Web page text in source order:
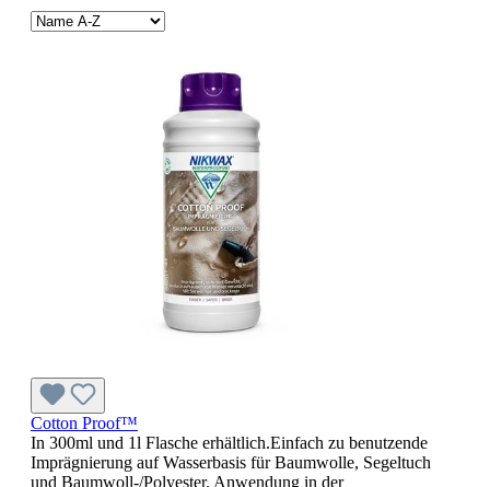
Cotton Proof™
In 300ml und 1l Flasche erhältlich.Einfach zu benutzende
Imprägnierung auf Wasserbasis für Baumwolle, Segeltuch
und Baumwoll-/Polyester. Anwendung in der